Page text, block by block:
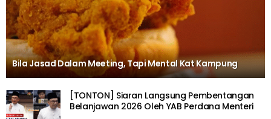
Bila Jasad Dalam Meeting, Tapi Mental Kat Kampung
[TONTON] Siaran Langsung Pembentangan
Belanjawan 2026 Oleh YAB Perdana Menteri